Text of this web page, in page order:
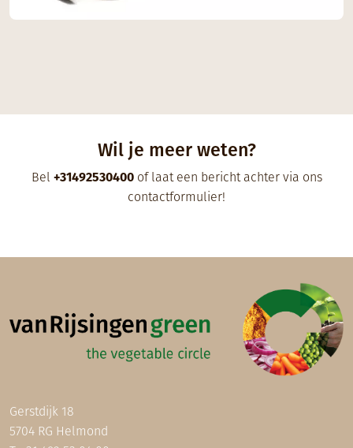
Wil je meer weten?
Bel +31492530400of laat een bericht achter via ons
contactformulier!
Gerstdijk 18
5704 RG Helmond